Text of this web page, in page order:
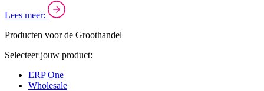
Lees meer:
Producten voor de Groothandel
Selecteer jouw product:
ERP One
Wholesale